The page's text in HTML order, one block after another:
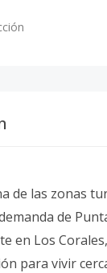
de las zonas
de
en Los
para vivir